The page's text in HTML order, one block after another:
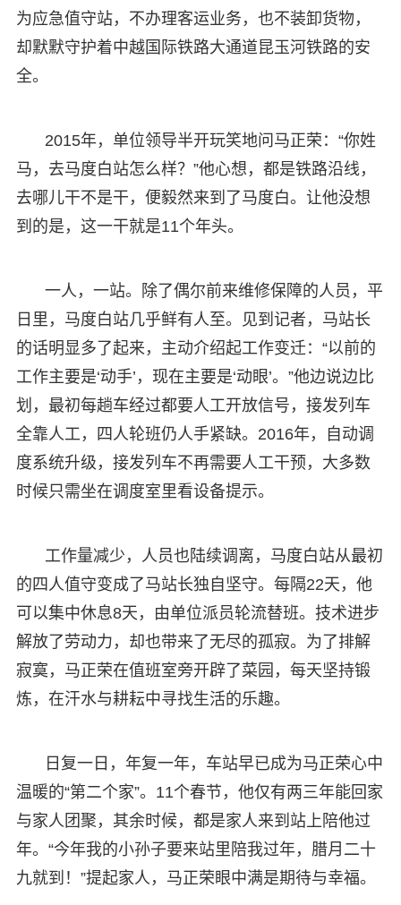
为应急值守站，不办理客运业务，也不装卸货物，
却默默守护着中越国际铁路大通道昆玉河铁路的安
全。
2015年，单位领导半开玩笑地问马正荣：“你姓
马，去马度白站怎么样？”他心想，都是铁路沿线，
去哪儿干不是干，便毅然来到了马度白。让他没想
到的是，这一干就是11个年头。
一人，一站。除了偶尔前来维修保障的人员，平
日里，马度白站几乎鲜有人至。见到记者，马站长
的话明显多了起来，主动介绍起工作变迁：“以前的
工作主要是‘动手’，现在主要是‘动眼’。”他边说边比
划，最初每趟车经过都要人工开放信号，接发列车
全靠人工，四人轮班仍人手紧缺。2016年，自动调
度系统升级，接发列车不再需要人工干预，大多数
时候只需坐在调度室里看设备提示。
工作量减少，人员也陆续调离，马度白站从最初
的四人值守变成了马站长独自坚守。每隔22天，他
可以集中休息8天，由单位派员轮流替班。技术进步
解放了劳动力，却也带来了无尽的孤寂。为了排解
寂寞，马正荣在值班室旁开辟了菜园，每天坚持锻
炼，在汗水与耕耘中寻找生活的乐趣。
日复一日，年复一年，车站早已成为马正荣心中
温暖的“第二个家”。11个春节，他仅有两三年能回家
与家人团聚，其余时候，都是家人来到站上陪他过
年。“今年我的小孙子要来站里陪我过年，腊月二十
九就到！”提起家人，马正荣眼中满是期待与幸福。